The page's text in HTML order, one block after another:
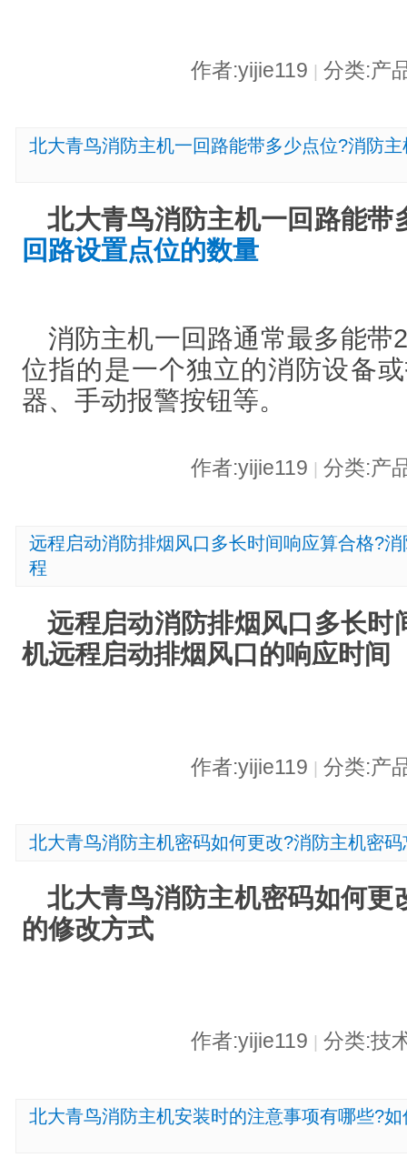
作者:yijie119 分类:产
北大青鸟消防主机一回路能带多少点位?消防
北大青鸟消防主机一回路能带
回路设置点位的数量
消防主机一回路通常最多能带
位指的是一个独立的消防设备
器、手动报警按钮等。
作者:yijie119 分类:产
远程启动消防排烟风口多长时间响应算合格?
程
远程启动消防排烟风口多长时
机远程启动排烟风口的响应时间
作者:yijie119 | 分类:产
北大青鸟消防主机密码如何更改?消防主机密
北大青鸟消防主机密码如何更
的修改方式
作者:yijie119 分类:技
北大青鸟消防主机安装时的注意事项有哪些?